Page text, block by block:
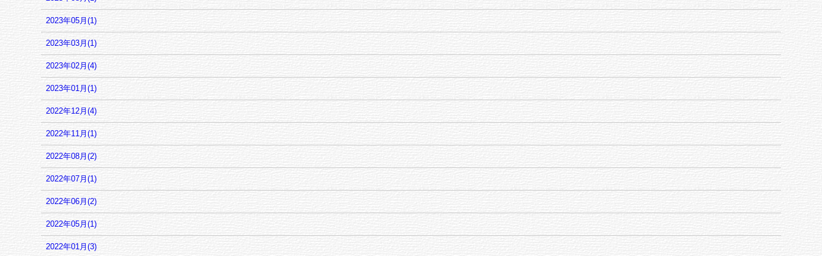
2023年05月(1)
2023年03月(1)
2023年02月(4)
2023年01月(1)
2022年12月(4)
2022年11月(1)
2022年08月(2)
2022年07月(1)
2022年06月(2)
2022年05月(1)
2022年01月(3)